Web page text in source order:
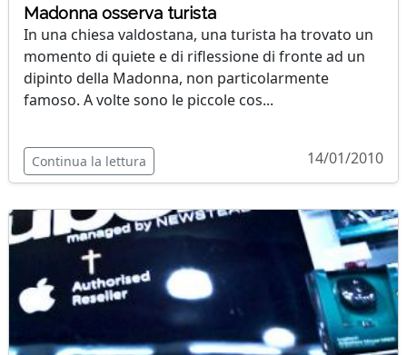
Madonna osserva turista
In una chiesa valdostana, una turista ha trovato un
momento di quiete e di riflessione di fronte ad un
dipinto della Madonna, non particolarmente
famoso. A volte sono le piccole cos...
Continua la lettura 14/01/2010